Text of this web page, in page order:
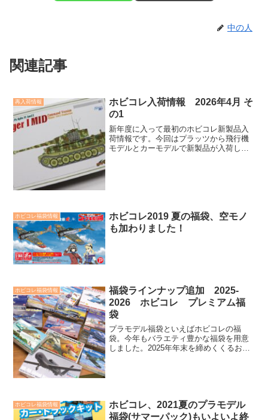
中の人
関連記事
再入荷情報
ホビコレ入荷情報 2026年4月 そ
の1
新年度に入って最初のホビコレ新製品入
荷情報です。今回はプラッツから飛行機
モデルとカーモデルで新製品が入荷しま
ホビコレ福袋情報
ホビコレ2019 夏の福袋、空モノ
も加わりました！
ホビコレ福袋情報
福袋ラインナップ追加 2025-
2026 ホビコレ プレミアム福
袋
プラモデル福袋といえばホビコレの福
袋。今年もバラエティ豊かな福袋を用意
しました。2025年年末を締めくくるお買
ホビコレ福袋情報
ホビコレ、2021夏のプラモデル
福袋(サマーパック)もいよいよ終